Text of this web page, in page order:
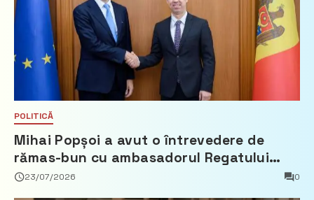
POLITICĂ
Mihai Popșoi a avut o întrevedere de
rămas-bun cu ambasadorul Regatului
Țărilor de Jos, Fred Duijn
23/07/2026 0